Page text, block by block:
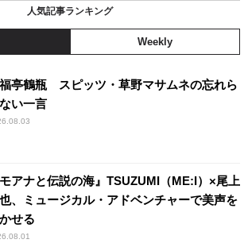
人気記事ランキング
Weekly
亭鶴瓶 スピッツ・草野マサムネの忘れら
い一言
モアナと伝説の海』TSUZUMI（ME:I）×尾上
、ミュージカル・アドベンチャーで美声を
せる